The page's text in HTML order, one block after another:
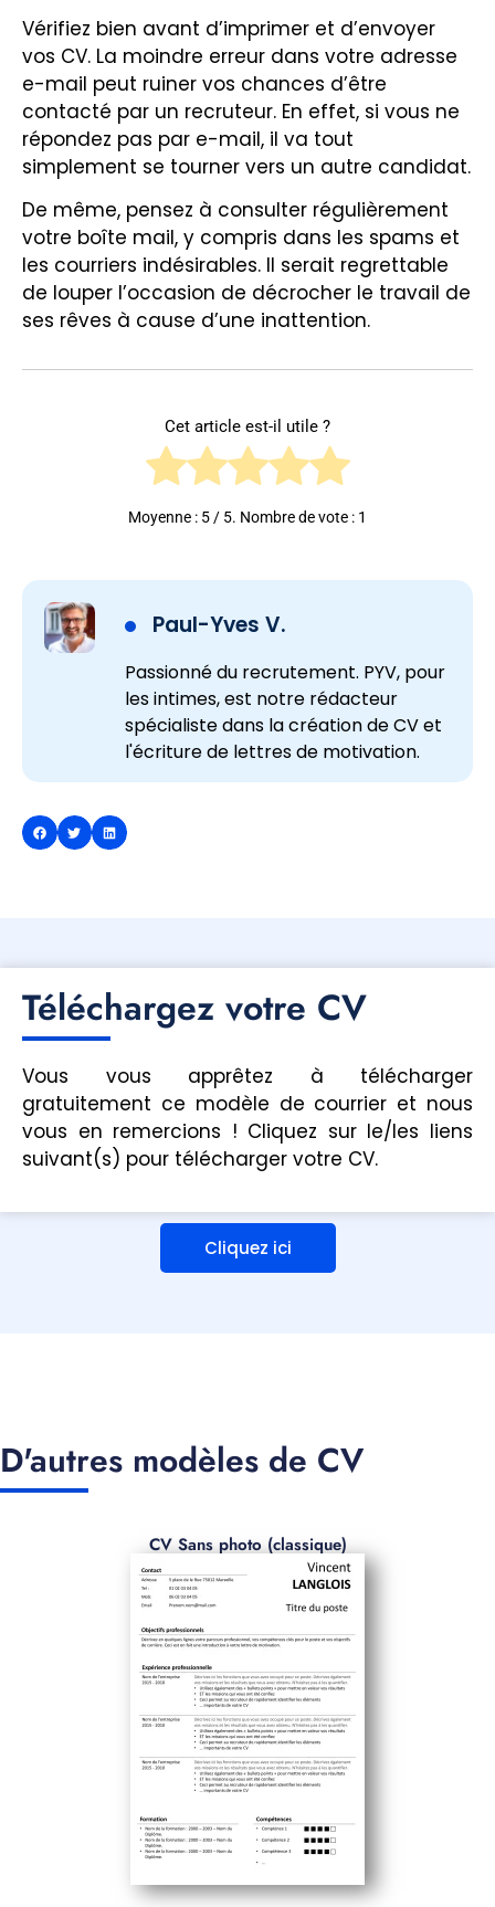
Vérifiez bien avant d’imprimer et d’envoyer
vos CV. La moindre erreur dans votre adresse
e-mail peut ruiner vos chances d’être
contacté par un recruteur. En effet, si vous ne
répondez pas par e-mail, il va tout
simplement se tourner vers un autre candidat.
De même, pensez à consulter régulièrement
votre boîte mail, y compris dans les spams et
les courriers indésirables. Il serait regrettable
de louper l’occasion de décrocher le travail de
ses rêves à cause d’une inattention.
Cet article est-il utile ?
Moyenne : 5/ 5. Nombre de vote : 1
Paul-Yves V.
Passionné du recrutement. PYV, pour
les intimes, est notre rédacteur
spécialiste dans la création de CV et
l'écriture de lettres de motivation.
Téléchargez votre CV
Vous vous apprêtez à télécharger
gratuitement ce modèle de courrier et nous
vous en remercions ! Cliquez sur le/les liens
suivant(s) pour télécharger votre CV.
Cliquez ici
D'autres modèles de CV
CV Sans photo (classique)